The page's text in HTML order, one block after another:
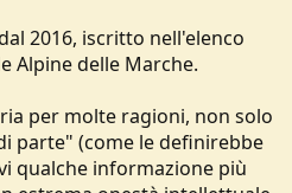
2016, iscritto nell'elenco
Alpine delle Marche.
per molte ragioni, non solo
parte" (come le definirebbe
qualche informazione più